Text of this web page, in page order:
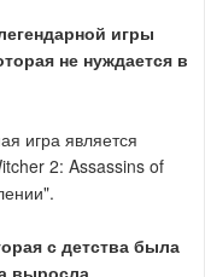
игры
не нуждается в
игра является
2: Assassins of
с детства была